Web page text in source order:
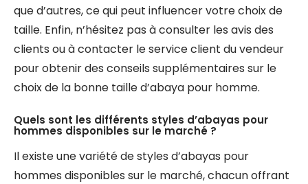
que d’autres, ce qui peut influencer votre choix de
taille. Enfin, n’hésitez pas à consulter les avis des
clients ou à contacter le service client du vendeur
pour obtenir des conseils supplémentaires sur le
choix de la bonne taille d’abaya pour homme.
Quels sont les différents styles d’abayas pour
hommes disponibles sur le marché ?
Il existe une variété de styles d’abayas pour
hommes disponibles sur le marché, chacun offrant